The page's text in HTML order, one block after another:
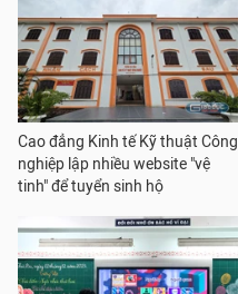
Cao đẳng Kinh tế Kỹ thuật Công
nghiệp lập nhiều website "vệ
tinh" để tuyển sinh hộ